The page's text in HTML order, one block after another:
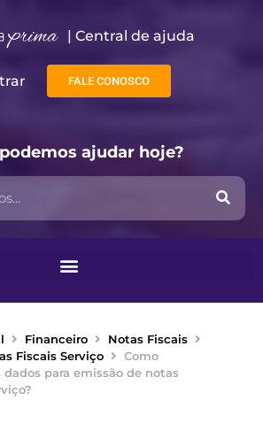
| Central de ajuda​
FALE CONOSCO
ajudar hoje?
Financeiro
Notas Fiscais
Fiscais Serviço
Como
para emissão de notas